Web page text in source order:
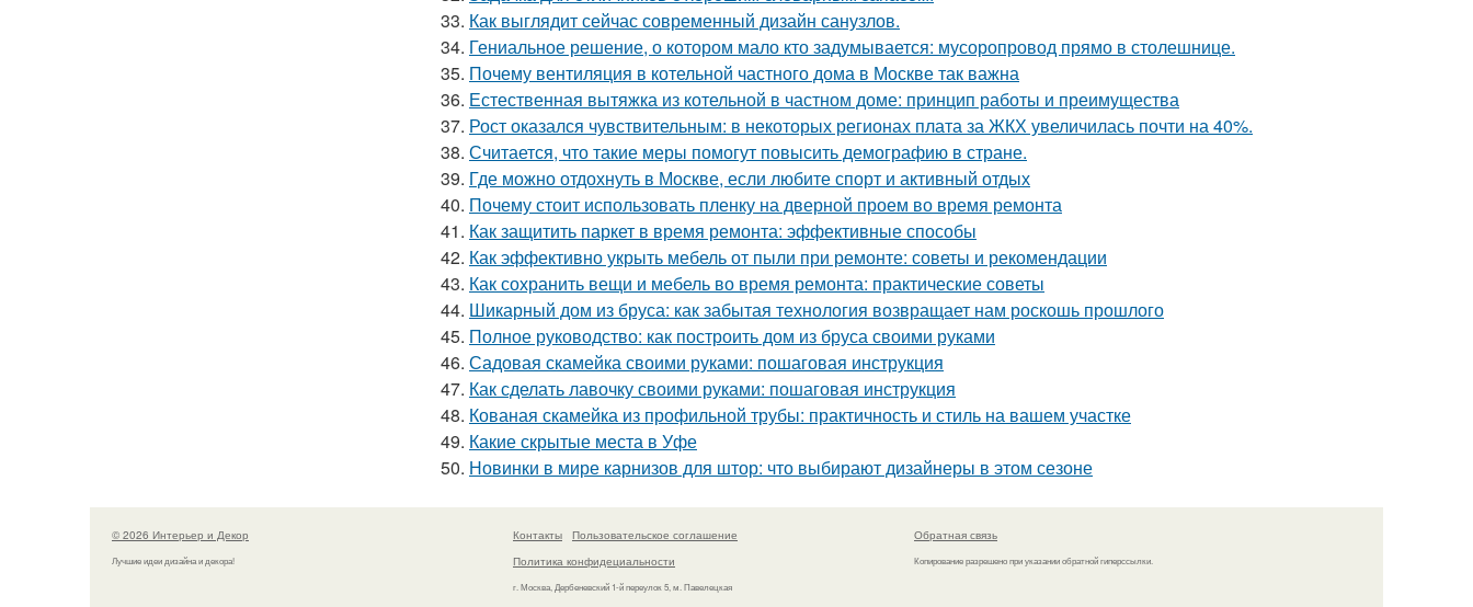
33. Как выглядит сейчас современный дизайн санузлов.
34. Гениальное решение, о котором мало кто задумывается: мусоропровод прямо в столешнице.
35. Почему вентиляция в котельной частного дома в Москве так важна
36. Естественная вытяжка из котельной в частном доме: принцип работы и преимущества
37. Рост оказался чувствительным: в некоторых регионах плата за ЖКХ увеличилась почти на 40%.
38. Считается, что такие меры помогут повысить демографию в стране.
39. Где можно отдохнуть в Москве, если любите спорт и активный отдых
40. Почему стоит использовать пленку на дверной проем во время ремонта
41. Как защитить паркет в время ремонта: эффективные способы
42. Как эффективно укрыть мебель от пыли при ремонте: советы и рекомендации
43. Как сохранить вещи и мебель во время ремонта: практические советы
44. Шикарный дом из бруса: как забытая технология возвращает нам роскошь прошлого
45. Полное руководство: как построить дом из бруса своими руками
46. Садовая скамейка своими руками: пошаговая инструкция
47. Как сделать лавочку своими руками: пошаговая инструкция
48. Кованая скамейка из профильной трубы: практичность и стиль на вашем участке
49. Какие скрытые места в Уфе
50. Новинки в мире карнизов для штор: что выбирают дизайнеры в этом сезоне
© 2026 Интерьер и Декор
Лучшие идеи дизайна и декора!
Контакты
Пользовательское соглашение
Политика конфидециальности
г. Москва, Дербеневский 1-й переулок 5, м. Павелецкая
Обратная связь
Копирование разрешено при указании обратной гиперссылки.